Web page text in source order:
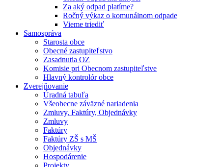
Za aký odpad platíme?
Ročný výkaz o komunálnom odpade
Vieme triediť
Samospráva
Starosta obce
Obecné zastupiteľstvo
Zasadnutia OZ
Komisie pri Obecnom zastupiteľstve
Hlavný kontrolór obce
Zverejňovanie
Úradná tabuľa
Všeobecne záväzné nariadenia
Zmluvy, Faktúry, Objednávky
Zmluvy
Faktúry
Faktúry ZŠ s MŠ
Objednávky
Hospodárenie
Projekty